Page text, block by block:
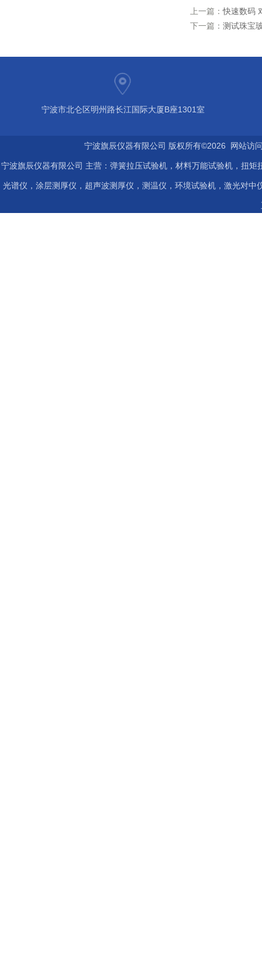
上一篇：快速数码
下一篇： 测试珠宝
宁波市北仑区明州路长江国际大厦B座1301室
宁波旗辰仪器有限公司 版权所有©2026 网站
宁波旗辰仪器有限公司 主营：弹簧拉压试验机，材料万能试验机，扭
光谱仪，涂层测厚仪，超声波测厚仪，测温仪，环境试验机，激光对